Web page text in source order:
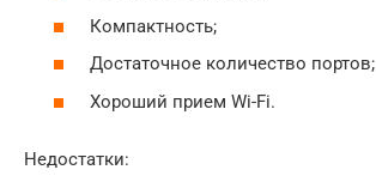
Компактность;
Достаточное количество портов;
Хороший прием Wi-Fi.
Недостатки: